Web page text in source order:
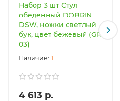
Набор 3 шт Стул
обеденный DOBRIN
DSW, ножки светлый
бук, цвет бежевый (GR-
03)
1
4 613 р.